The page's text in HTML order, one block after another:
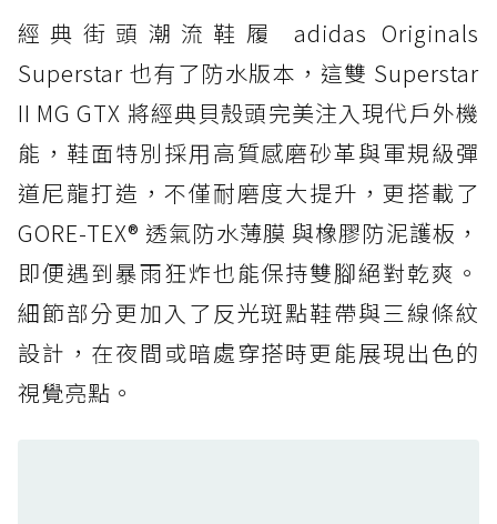
防水鞋推薦 4. ASICS TRABUCO 14 GTX：搭
載 GORE-TEX 隱形貼合科技，全方位防水神鞋
防水鞋推薦 5. Salomon XT-6 GORE-TEX：潮
人必備山系鞋王！防滑、防水與街頭顏值一次攻
頂
防水鞋推薦 6. HOKA Stinson Evo GTX：越野
復刻厚底，GORE-TEX 防水與增高神器一次滿
黃靴同級頂級防水，輕量化工裝健走鞋雨天必備
防水鞋推薦 7. Timberland Motion Access：
黃靴同級頂級防水，輕量化工裝健走鞋雨天必備
經典街頭潮流鞋履 adidas Originals
Superstar 也有了防水版本，這雙 Superstar
II MG GTX 將經典貝殼頭完美注入現代戶外機
能，鞋面特別採用高質感磨砂革與軍規級彈
道尼龍打造，不僅耐磨度大提升，更搭載了
GORE-TEX® 透氣防水薄膜 與橡膠防泥護板，
即便遇到暴雨狂炸也能保持雙腳絕對乾爽。
細節部分更加入了反光斑點鞋帶與三線條紋
設計，在夜間或暗處穿搭時更能展現出色的
視覺亮點。